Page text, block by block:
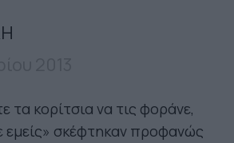
τα κορίτσια να τις φοράνε,
εμείς» σκέφτηκαν προφανώς